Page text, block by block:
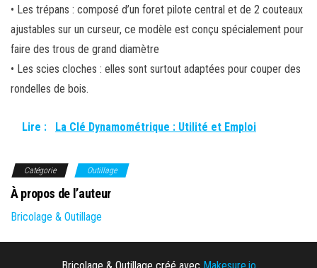
• Les trépans : composé d’un foret pilote central et de 2 couteaux
ajustables sur un curseur, ce modèle est conçu spécialement pour
faire des trous de grand diamètre
• Les scies cloches : elles sont surtout adaptées pour couper des
rondelles de bois.
Lire : La Clé Dynamométrique : Utilité et Emploi
Catégorie Outillage
À propos de l’auteur
Bricolage & Outillage